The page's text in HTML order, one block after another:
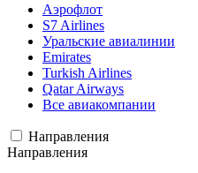
Аэрофлот
S7 Airlines
Уральские авиалинии
Emirates
Turkish Airlines
Qatar Airways
Все авиакомпании
Направления
Направления